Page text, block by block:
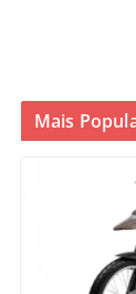
Mais